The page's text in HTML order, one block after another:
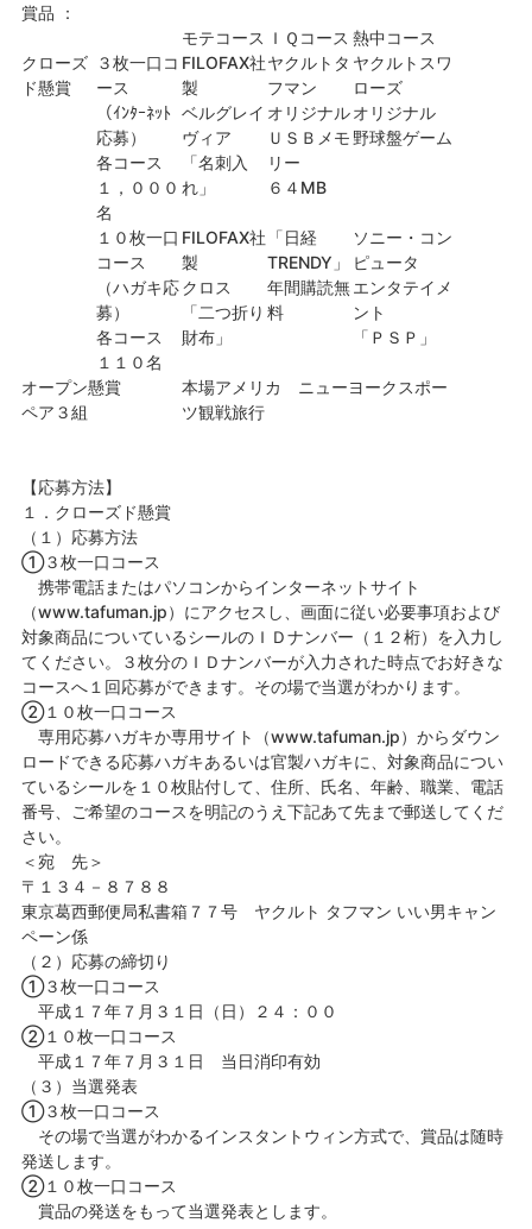
賞品 ：
モテコース ＩＱコース 熱中コース
クローズ
ド懸賞
３枚一口コ
ース
（ｲﾝﾀｰﾈｯﾄ
応募）
各コース
１，０００
名
FILOFAX社
製
ベルグレイ
ヴィア
「名刺入
れ」
ヤクルトタ
フマン
オリジナル
ＵＳＢメモ
リー
６４MB
ヤクルトスワ
ローズ
オリジナル
野球盤ゲーム
１０枚一口
コース
（ハガキ応
募）
各コース
１１０名
FILOFAX社
製
クロス
「二つ折り
財布」
「日経
TRENDY」
年間購読無
料
ソニー・コン
ピュータ
エンタテイメ
ント
「ＰＳＰ」
オープン懸賞
ペア３組
本場アメリカ ニューヨークスポー
ツ観戦旅行
【応募方法】
１．クローズド懸賞
（１）応募方法
①３枚一口コース
携帯電話またはパソコンからインターネットサイト
（www.tafuman.jp）にアクセスし、画面に従い必要事項および
対象商品についているシールのＩＤナンバー（１２桁）を入力し
てください。３枚分のＩＤナンバーが入力された時点でお好きな
コースへ１回応募ができます。その場で当選がわかります。
②１０枚一口コース
専用応募ハガキか専用サイト（www.tafuman.jp）からダウン
ロードできる応募ハガキあるいは官製ハガキに、対象商品につい
ているシールを１０枚貼付して、住所、氏名、年齢、職業、電話
番号、ご希望のコースを明記のうえ下記あて先まで郵送してくだ
さい。
＜宛 先＞
〒１３４－８７８８
東京葛西郵便局私書箱７７号 ヤクルト タフマン いい男キャン
ペーン係
（２）応募の締切り
①３枚一口コース
平成１７年７月３１日（日）２４：００
②１０枚一口コース
平成１７年７月３１日 当日消印有効
（３）当選発表
①３枚一口コース
その場で当選がわかるインスタントウィン方式で、賞品は随時
発送します。
②１０枚一口コース
賞品の発送をもって当選発表とします。